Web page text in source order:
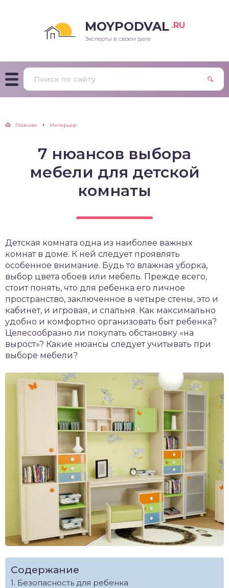
MOYPODVAL .RU
Эксперты в своем деле
Главная Интерьер
7 нюансов выбора
мебели для детской
комнаты
Детская комната одна из наиболее важных
комнат в доме. К ней следует проявлять
особенное внимание. Будь то влажная уборка,
выбор цвета обоев или мебель. Прежде всего,
стоит понять, что для ребенка его личное
пространство, заключенное в четыре стены, это и
кабинет, и игровая, и спальня. Как максимально
удобно и комфортно организовать быт ребенка?
Целесообразно ли покупать обстановку «на
вырост»? Какие нюансы следует учитывать при
выборе мебели?
Содержание
Безопасность для ребенка